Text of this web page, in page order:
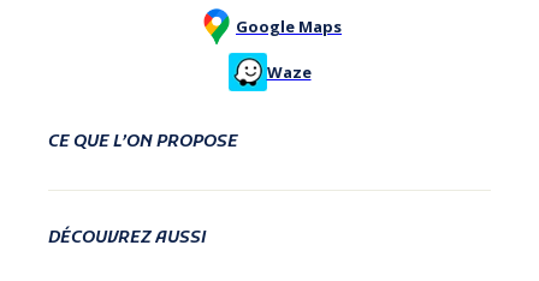
Google Maps
Waze
CE QUE L’ON PROPOSE
DÉCOUVREZ AUSSI